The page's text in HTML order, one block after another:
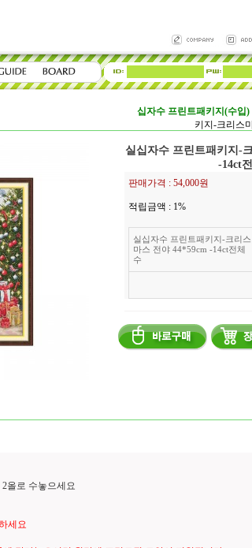
십자수 프린트패키지(수입)
키지-크리스
실십자수 프린트패키지-
-14ct
판매가격 : 54,000원
적립금액 : 1%
실십자수 프린트패키지-크리스
마스 전야 44*59cm -14ct전체
수
올로 수놓으세요
세요